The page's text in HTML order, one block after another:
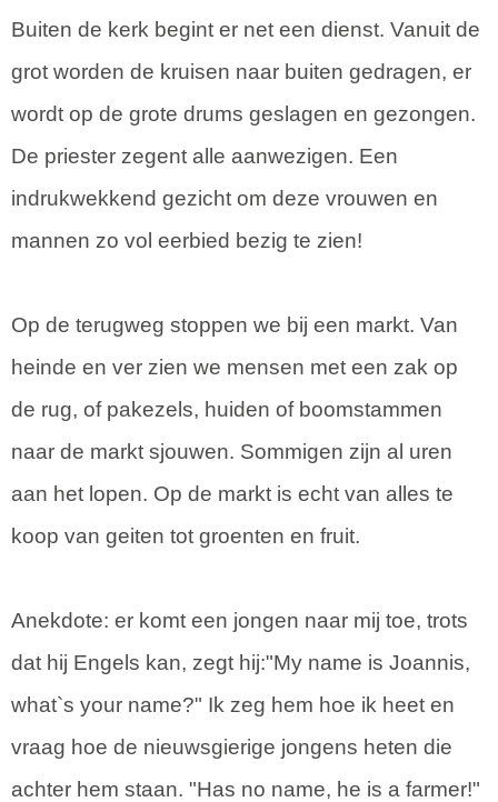
Buiten de kerk begint er net een dienst. Vanuit de
grot worden de kruisen naar buiten gedragen, er
wordt op de grote drums geslagen en gezongen.
De priester zegent alle aanwezigen. Een
indrukwekkend gezicht om deze vrouwen en
mannen zo vol eerbied bezig te zien!
Op de terugweg stoppen we bij een markt. Van
heinde en ver zien we mensen met een zak op
de rug, of pakezels, huiden of boomstammen
naar de markt sjouwen. Sommigen zijn al uren
aan het lopen. Op de markt is echt van alles te
koop van geiten tot groenten en fruit.
Anekdote: er komt een jongen naar mij toe, trots
dat hij Engels kan, zegt hij:"My name is Joannis,
what`s your name?" Ik zeg hem hoe ik heet en
vraag hoe de nieuwsgierige jongens heten die
achter hem staan. "Has no name, he is a farmer!"